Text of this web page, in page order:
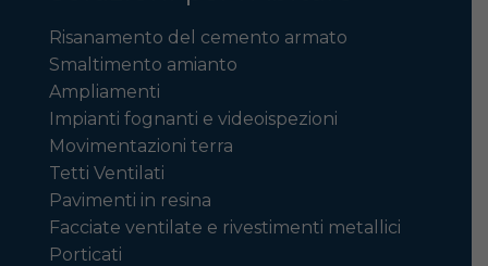
Risanamento del cemento armato
Smaltimento amianto
Ampliamenti
Impianti fognanti e videoispezioni
Movimentazioni terra
Tetti Ventilati
Pavimenti in resina
Facciate ventilate e rivestimenti metallici
Porticati